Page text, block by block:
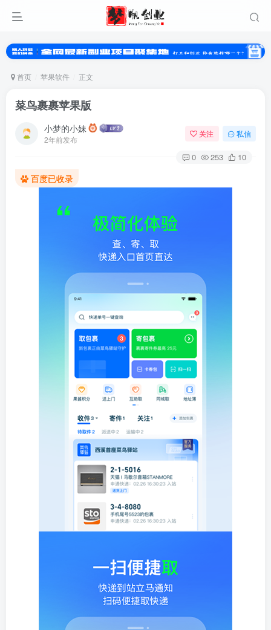
首页 苹果软件 正文
菜鸟裹裹苹果版
小梦的小妹
2年前发布
关注 私信
0 253 10
百度已收录
其它方式登录 注册